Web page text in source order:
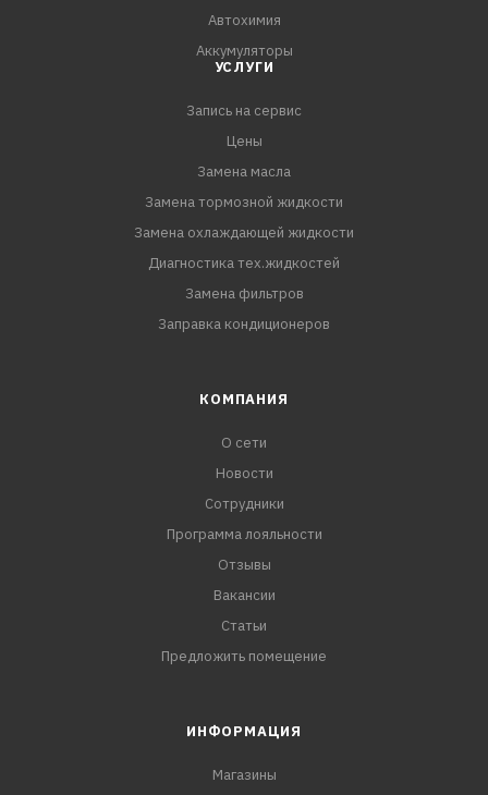
Автохимия
Аккумуляторы
УСЛУГИ
Запись на сервис
Цены
Замена масла
Замена тормозной жидкости
Замена охлаждающей жидкости
Диагностика тех.жидкостей
Замена фильтров
Заправка кондиционеров
КОМПАНИЯ
О сети
Новости
Сотрудники
Программа лояльности
Отзывы
Вакансии
Статьи
Предложить помещение
ИНФОРМАЦИЯ
Магазины